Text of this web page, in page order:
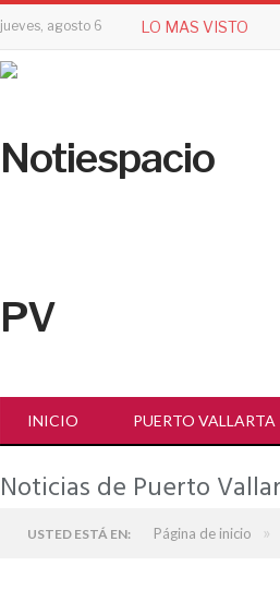
jueves, agosto 6 LO MAS VISTO
INICIO PUERTO VALLARTA
Noticias de Puerto
USTED ESTÁ EN: Página de inicio »